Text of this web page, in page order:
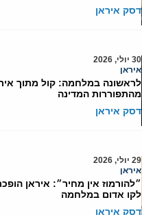
דסק איראן
30 יולי, 2026
איראן
לראשונה במלחמה: קול מתוך
מהתפוררות המדינה
דסק איראן
29 יולי, 2026
איראן
״להורמוז אין מחיר״: איראן
לקו אדום במלחמה
דסק איראן